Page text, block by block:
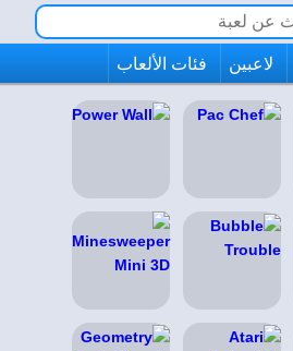
لاعبين فئات الألعاب